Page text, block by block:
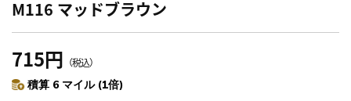
M116 マッドブラウン
715円 （税込）
積算 6 マイル (1倍)